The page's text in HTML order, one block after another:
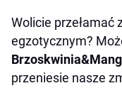
Wolicie przełamać
egzotycznym?
przeniesie nasze